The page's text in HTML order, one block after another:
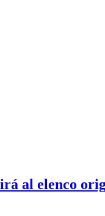
al elenco